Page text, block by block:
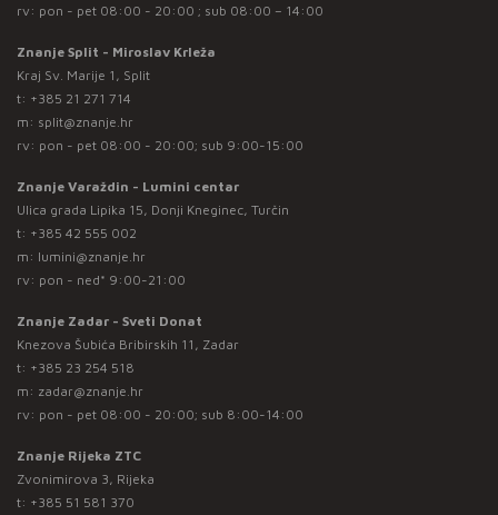
rv: pon - pet 08:00 - 20:00 ; sub 08:00 – 14:00
Znanje Split - Miroslav Krleža
Kraj Sv. Marije 1, Split
t: +385 21 271 714
m: split@znanje.hr
rv: pon - pet 08:00 - 20:00; sub 9:00-15:00
Znanje Varaždin - Lumini centar
Ulica grada Lipika 15, Donji Kneginec, Turčin
t: +385 42 555 002
m: lumini@znanje.hr
rv: pon - ned* 9:00-21:00
Znanje Zadar - Sveti Donat
Knezova Šubića Bribirskih 11, Zadar
t: +385 23 254 518
m: zadar@znanje.hr
rv: pon - pet 08:00 - 20:00; sub 8:00-14:00
Znanje Rijeka ZTC
Zvonimirova 3, Rijeka
t: +385 51 581 370